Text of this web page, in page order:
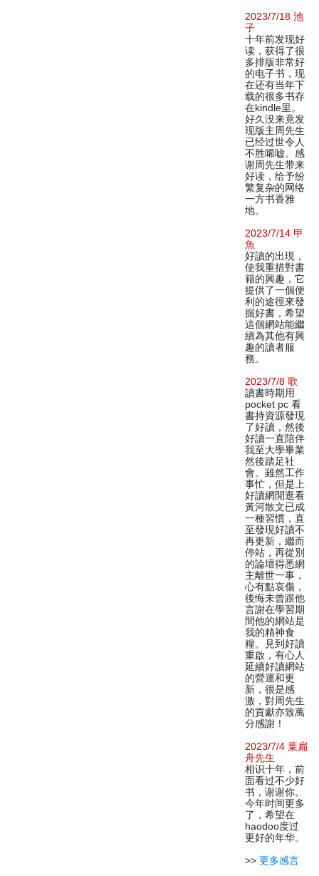
2023/7/18 池
子
十年前发现好
读，获得了很
多排版非常好
的电子书，现
在还有当年下
载的很多书存
在kindle里。
好久没来竟发
现版主周先生
已经过世令人
不胜唏嘘。感
谢周先生带来
好读，给予纷
繁复杂的网络
一方书香雅
地。
2023/7/14 甲
魚
好讀的出現，
使我重措對書
籍的興趣，它
提供了一個便
利的途徑來發
掘好書，希望
這個網站能繼
續為其他有興
趣的讀者服
務。
2023/7/8 歌
讀書時期用
pocket pc 看
書持資源發現
了好讀，然後
好讀一直陪伴
我至大學畢業
然後踏足社
會。雖然工作
事忙，但是上
好讀網閒逛看
黃河散文已成
一種習慣，直
至發現好讀不
再更新，繼而
停站，再從別
的論壇得悉網
主離世一事，
心有點哀傷，
後悔未曾跟他
言謝在學習期
間他的網站是
我的精神食
糧。見到好讀
重啟，有心人
延續好讀網站
的營運和更
新，很是感
激，對周先生
的貢獻亦致萬
分感謝！
2023/7/4 葉扁
舟先生
相识十年，前
面看过不少好
书，谢谢你。
今年时间更多
了，希望在
haodoo度过
更好的年华。
>> 更多感言